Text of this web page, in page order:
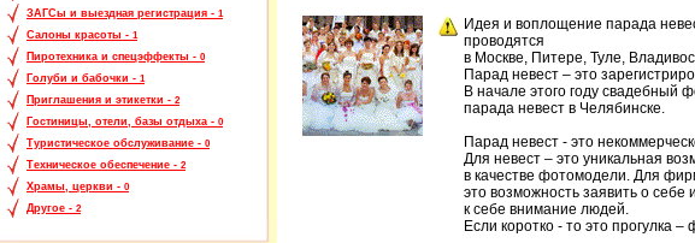
ЗАГСы и выездная регистрация - 1
Салоны красоты - 1
Пиротехника и спецэффекты - 0
Голуби и бабочки - 1
Приглашения и этикетки - 2
Гостиницы, отели, базы отдыха - 0
Туристическое обслуживание - 0
Техническое обеспечение - 2
Храмы, церкви - 0
Другое - 2
Идея и воплощение парада
проводятся
в Москве, Питере, Туле,
Парад невест – это
В начале этого году свадебный
парада невест в Челябинске.
Парад невест - это
Для невест – это уникальная
в качестве фотомодели. Для
это возможность заявить о
к себе внимание людей.
Если коротко - то это прогулка